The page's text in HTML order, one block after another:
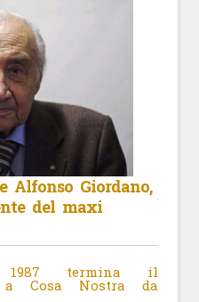
Alfonso Giordano,
del maxi
1987 termina il
a Cosa Nostra da